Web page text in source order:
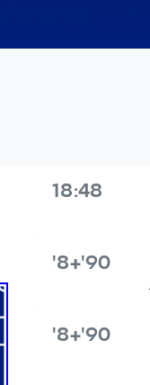
18:48
90'+8'
90'+8'